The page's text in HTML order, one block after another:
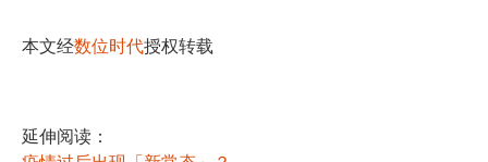
本文经数位时代授权转载
延伸阅读：